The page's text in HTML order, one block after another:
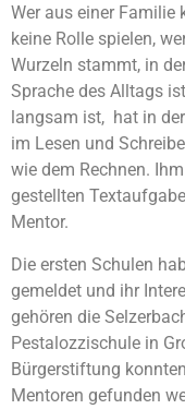
Wer aus einer Familie
keine Rolle spielen,
Wurzeln stammt, in
Sprache des Alltags
langsam ist, hat in
im Lesen und
wie dem Rechnen.
gestellten
Mentor.
Die ersten Schulen
gemeldet und ihr
gehören die
Pestalozzischule in
Bürgerstiftung
Mentoren gefunden